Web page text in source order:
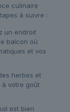
culinaire
à suivre :
un endroit
balcon où
et vos
herbes et
à votre goût
est bien